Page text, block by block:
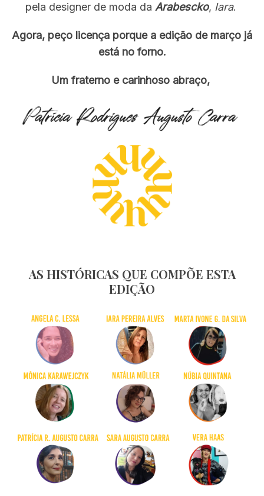
pela designer de moda da Arabescko, Iara.
Agora, peço licença porque a edição de março já
está no forno.
Um fraterno e carinhoso abraço,
AS HISTÓRICAS QUE COMPÕE ESTA
EDIÇÃO
e
a
c
f
o